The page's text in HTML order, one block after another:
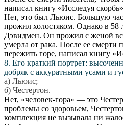
написал книгу «Исследуя
Нет, это был Льюис. Большую
прожил холостяком. Однако в
Дэвидмен. Он прожил с женой
умерла от рака. После ее смерти
пережить горе, написал книгу
8. Его краткий портрет:
добряк с аккуратными усами и
а) Льюис;
б) Честертон.
Нет, «человек-гора» — это
проблемы со здоровьем,
комплекция не вызывала ни